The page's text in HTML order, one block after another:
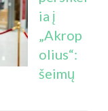
ia į
„Akrop
olius“:
šeimų